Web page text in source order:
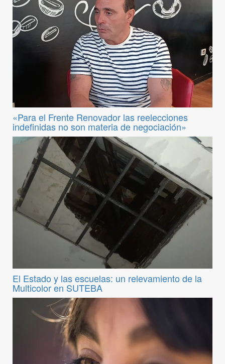
«Para el Frente Renovador las reelecciones
indefinidas no son materia de negociación»
El Estado y las escuelas: un relevamiento de la
Multicolor en SUTEBA